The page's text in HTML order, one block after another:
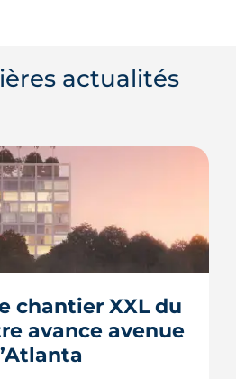
actualités
chantier XXL du
avance avenue